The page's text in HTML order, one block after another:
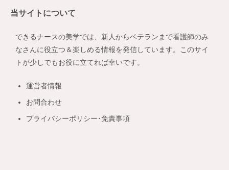
ー
当サイトについて
できるナースの美学では、新人からベテランまで看護師のみ
なさんに役立つ＆楽しめる情報を発信しています。このサイ
トが少しでもお役に立てれば幸いです。
運営者情報
お問合わせ
プライバシーポリシー･免責事項